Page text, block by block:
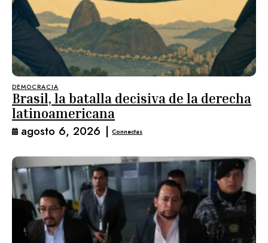
DEMOCRACIA
Brasil, la batalla decisiva de la derecha
latinoamericana
agosto 6, 2026 | Connectas